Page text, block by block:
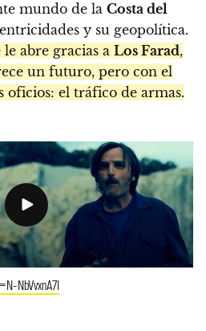
mundo de la Costa del
y su geopolítica.
abre gracias a Los Farad,
un futuro, pero con el
oficios: el tráfico de armas.
NbVvxnA7I